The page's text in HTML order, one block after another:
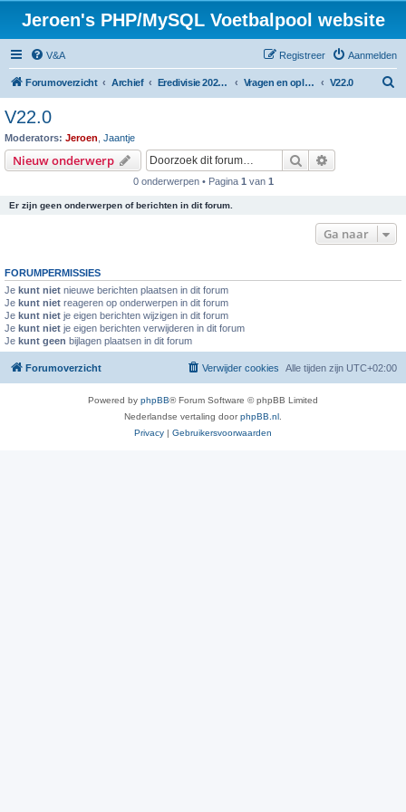
Jeroen's PHP/MySQL Voetbalpool website
V&A Aanmelden
Registreer
Forumoverzicht Archief Eredivisie 2022/2023 voetbalpool Vragen en oplossingen V22.0
V22.0
Moderators: Jeroen Jaantje
Nieuw onderwerp Zoek
0 onderwerpen • Pagina 1 van 1
Er zijn geen onderwerpen of berichten in dit forum.
Ga naar
FORUMPERMISSIES
Je kunt niet nieuwe berichten plaatsen in dit forum
Je kunt niet reageren op onderwerpen in dit forum
Je kunt niet je eigen berichten wijzigen in dit forum
Je kunt niet je eigen berichten verwijderen in dit forum
Je kunt geen bijlagen plaatsen in dit forum
Forumoverzicht Alle tijden zijn UTC+02:00
Verwijder cookies
Powered by phpBB® Forum Software © phpBB Limited
Nederlandse vertaling doorphpBB.nl
Privacy | Gebruikersvoorwaarden